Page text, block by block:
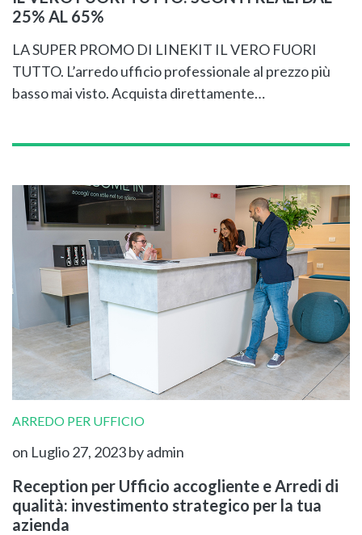
25% AL 65%
LA SUPER PROMO DI LINEKIT IL VERO FUORI
TUTTO. L’arredo ufficio professionale al prezzo più
basso mai visto. Acquista direttamente…
ARREDO PER UFFICIO
on Luglio 27, 2023by admin
Reception per Ufficio accogliente e Arredi di
qualità: investimento strategico per la tua
azienda